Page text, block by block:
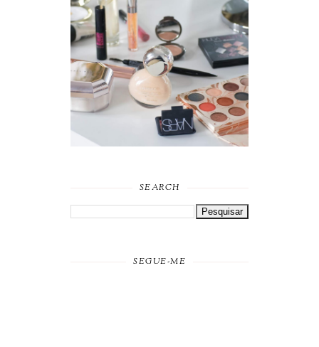
FAVORITOS DE
MAQUILHAGEM 2019
SEARCH
SEGUE-ME